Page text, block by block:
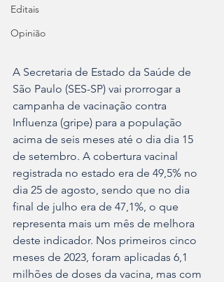
Editais
Opinião
A Secretaria de Estado da Saúde de
São Paulo (SES-SP) vai prorrogar a
campanha de vacinação contra
Influenza (gripe) para a população
acima de seis meses até o dia dia 15
de setembro. A cobertura vacinal
registrada no estado era de 49,5% no
dia 25 de agosto, sendo que no dia
final de julho era de 47,1%, o que
representa mais um mês de melhora
deste indicador. Nos primeiros cinco
meses de 2023, foram aplicadas 6,1
milhões de doses da vacina, mas com